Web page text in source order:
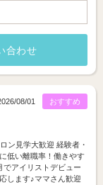
合わせ
おすすめ
08/01
ン見学大歓迎 経験者・
低い離職率！働きやす
でアイリストデビュー
します♪ママさん歓迎